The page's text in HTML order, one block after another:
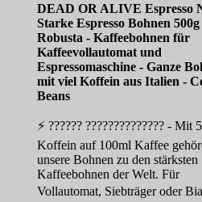
DEAD OR ALIVE Espresso
Starke Espresso Bohnen
Robusta - Kaffeebohnen für
Kaffeevollautomat und
Espressomaschine - Ganze
mit viel Koffein aus Italien -
Beans
⚡ ?????? ?????????????? - Mit
Koffein auf 100ml Kaffee
unsere Bohnen zu den stärksten
Kaffeebohnen der Welt. Für
Vollautomat, Siebträger oder